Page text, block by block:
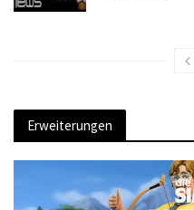
Erweiterungen